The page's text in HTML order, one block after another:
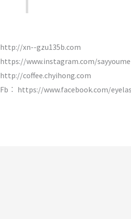
http://xn--gzu135b.com
https://www.instagram.com/
http://coffee.chyihong.com
Fb︰ https://www.facebook.com/